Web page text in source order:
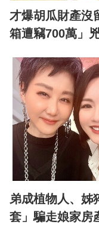
才爆胡瓜財產沒
箱遭竊700萬」
弟成植物人、姊
套」騙走娘家